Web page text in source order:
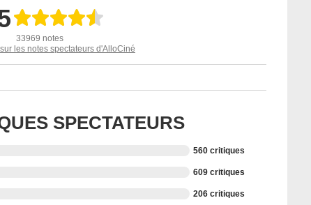
33969 notes
les notes spectateurs d'AlloCiné
SPECTATEURS
560 critiques
609 critiques
206 critiques